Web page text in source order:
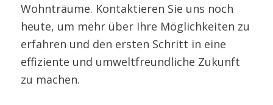
Wohnträume. Kontaktieren Sie uns noch
heute, um mehr über Ihre Möglichkeiten zu
erfahren und den ersten Schritt in eine
effiziente und umweltfreundliche Zukunft
zu machen.